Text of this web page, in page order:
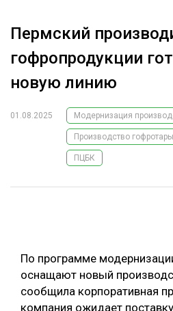
ЛЕСНОЕ ХОЗЯЙСТВО
ЛЕСОЗАГОТОВКА
ОБРАБОТКА ДРЕВЕСИНЫ
ЛОГИСТИКА
ПРОИЗВОДСТВО ДРЕВЕСНЫХ ПЛИТ
ПОДБОРКИ СТАТЕЙ
ЭКСПЕРТНОЕ МНЕНИЕ
Пермский
гофропродукции
новую линию
01.08.2025 Модернизация
Производство гофротары
ПЦБК
По программе
оснащают новый
сообщила корпоративная
компания ожидает